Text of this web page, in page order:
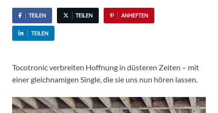
TEILEN TEILEN ANHEFTEN
TEILEN
Tocotronic verbreiten Hoffnung in düsteren Zeiten – mit
einer gleichnamigen Single, die sie uns nun hören lassen.